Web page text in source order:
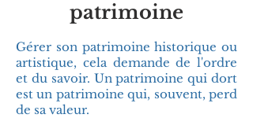
patrimoine
Gérer son patrimoine historique ou
artistique, cela demande de l'ordre
et du savoir. Un patrimoine qui dort
est un patrimoine qui, souvent, perd
de sa valeur.